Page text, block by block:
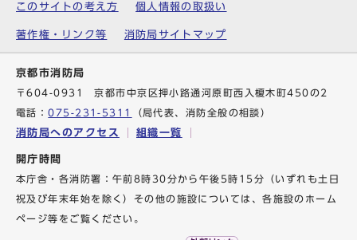
このサイトの考え方 個人情報の取扱い
著作権・リンク等 消防局サイトマップ
京都市消防局
〒604-0931 京都市中京区押小路通河原町西入榎木町450の2
電話：075-231-5311 （局代表、消防全般の相談）
消防局へのアクセス 組織一覧
開庁時間
本庁舎・各消防署：午前8時30分から午後5時15分（いずれも土日
祝及び年末年始を除く）その他の施設については、各施設のホーム
ページ等をご覧ください。